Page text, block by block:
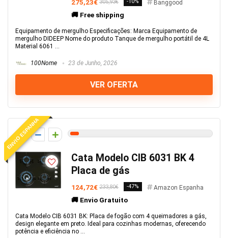
275,23€ 305,93€ Banggood
🚚 Free shipping
Equipamento de mergulho Especificações: Marca Equipamento de
mergulho DIDEEP Nome do produto Tanque de mergulho portátil de 4L
Material 6061 ...
100Nome 23 de Junho, 2026
VER OFERTA
ENVIO ESPANHA
3
Cata Modelo CIB 6031 BK 4
Placa de gás
124,72€ 233,80€ -47% Amazon Espanha
🚚 Envio Gratuito
Cata Modelo CIB 6031 BK: Placa de fogão com 4 queimadores a gás,
design elegante em preto. Ideal para cozinhas modernas, oferecendo
potência e eficiência no ...